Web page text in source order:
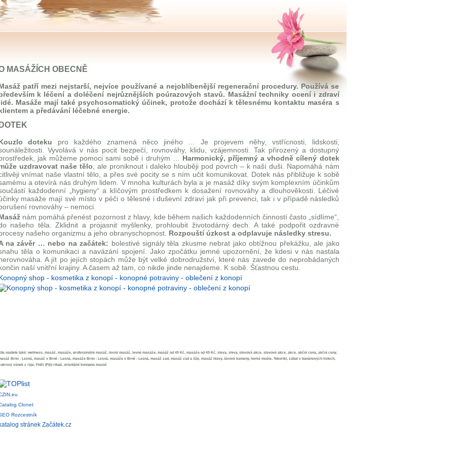
MASÁŽÍCH OBECNĚ
patří mezi nejstarší, nejvíce používané a nejoblíbenější regenerační procedury. Používá se
k léčení a doléčení nejrůznějších poúrazových stavů. Masážní techniky ocení i zdraví
Masáže mají také psychosomatický účinek, protože dochází k tělesnému kontaktu maséra s
a předávání léčebné energie.
DOTEK
doteku pro každého znamená něco jiného … Je projevem něhy, vstřícnosti, lidskosti,
Vyvolává v nás pocit bezpečí, rovnováhy, klidu, vzájemnosti. Tak přirozený a dostupný
jak můžeme pomoci sami sobě i druhým … Harmonický, příjemný a vhodně cílený dotek
uzdravovat naše tělo , ale proniknout i daleko hlouběji pod povrch – k naší duši. Napomáhá nám
vnímat naše vlastní tělo, a přes své pocity se s ním učit komunikovat. Dotek nás přibližuje k sobě
a otevírá nás druhým lidem. V mnoha kulturách byla a je masáž díky svým komplexním účinkům
každodenní „hygieny“ a klíčovým prostředkem k dosažení rovnováhy a dlouhověkosti. Léčivé
masáže mají své místo v péči o tělesné i duševní zdraví jak při prevenci, tak i v případě následků
rovnováhy – nemoci.
nám pomáhá přenést pozornost z hlavy, kde během našich každodenních činností často „sídlíme“,
našeho těla. Zklidnit a projasnit myšlenky, prohloubit životodárný dech. A také podpořit ozdravné
našeho organizmu a jeho obranyschopnost. Rozpouští úzkost a odplavuje následky stresu.
na závěr … nebo na začátek: bolestivé signály těla zkusme nebrat jako obtížnou překážku, ale jako
těla o komunikaci a navázání spojení. Jako zpočátku jemné upozornění, že kdesi v nás nastala
A jít po jejích stopách může být velké dobrodružství, které nás zavede do neprobádaných
naší vnitřní krajiny. A časem až tam, co nikde jinde nenajdeme. K sobě. Šťastnou cestu.
shop - kosmetika z konopí - konopné potraviny - oblečení z konopí
najdete také: wellness, masáž, masáže, profesionální masáž, levná masáž, levné masáže, masáž od 49 Kč, masáže od 49 Kč, sleva, slevy, slevová akce, slevové akce, akce, akční cena, akční ceny,
Brno - Lesná, masáž v Brně - Lesná, masáže Brno - Lesná, masáže v Brně - Lesná, masáž zad, masáž zad a šíje, masáž hlavy, lávové kameny, horké mušle, Tokoriki, zábal v banánových listech,
vánek z ráje, Fidži (Fiji) rituál, orientální konopná masáž
Clonet
Rozcestník
stránek Začátek.cz